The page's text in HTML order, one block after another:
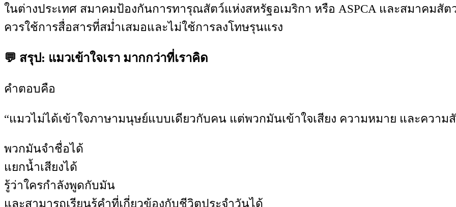
ในต่างประเทศ สมาคมป้องกันการทารุณสัตว์แห่งสหรัฐอเมริกา หรือ ASPCA และสมาคมสั
ควรใช้การสื่อสารที่สม่ำเสมอและไม่ใช้การลงโทษรุนแรง
💬 สรุป: แมวเข้าใจเรา มากกว่าที่เราคิด
คำตอบคือ
“แมวไม่ได้เข้าใจภาษามนุษย์แบบเดียวกับคน แต่พวกมันเข้าใจเสียง ความหมาย และความ
พวกมันจำชื่อได้
แยกน้ำเสียงได้
รู้ว่าใครกำลังพูดกับมัน
และสามารถเรียนรู้คำที่เกี่ยวข้องกับชีวิตประจำวันได้